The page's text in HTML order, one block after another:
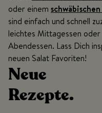
oder einem
sind einfach und schnell
leichtes Mittagessen
Abendessen. Lass Dich
neuen Salat Favoriten!
Neue
Rezepte.